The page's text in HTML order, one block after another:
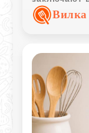
получается
Вилка